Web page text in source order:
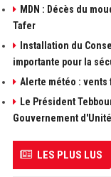
MDN : Décès du
Tafer
Installation du
importante pour la
Alerte météo :
Le Président
Gouvernement
LES PLUS LUS